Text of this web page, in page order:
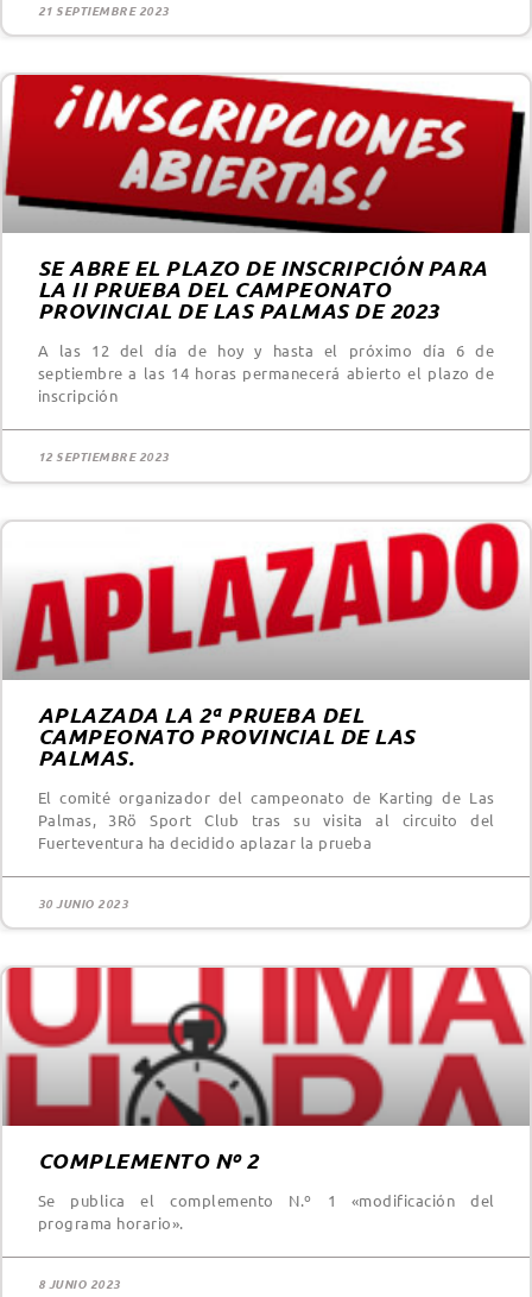
21 SEPTIEMBRE 2023
SE ABRE EL PLAZO DE INSCRIPCIÓN PARA
LA II PRUEBA DEL CAMPEONATO
PROVINCIAL DE LAS PALMAS DE 2023
A las 12 del día de hoy y hasta el próximo día 6 de
septiembre a las 14 horas permanecerá abierto el plazo de
inscripción
12 SEPTIEMBRE 2023
APLAZADA LA 2ª PRUEBA DEL
CAMPEONATO PROVINCIAL DE LAS
PALMAS.
El comité organizador del campeonato de Karting de Las
Palmas, 3Rö Sport Club tras su visita al circuito del
Fuerteventura ha decidido aplazar la prueba
30 JUNIO 2023
COMPLEMENTO Nº 2
Se publica el complemento N.º 1 «modificación del
programa horario».
8 JUNIO 2023